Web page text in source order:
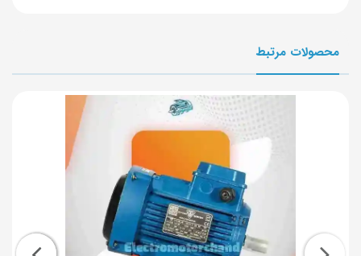
محصولات مرتبط